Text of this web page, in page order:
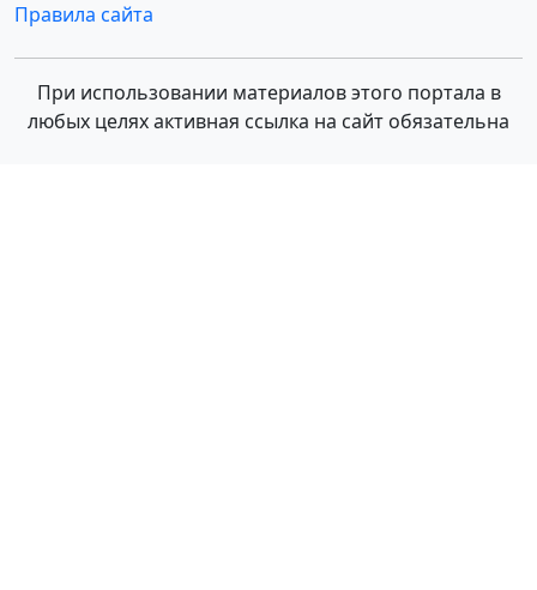
Правила сайта
При использовании материалов этого портала в
любых целях активная ссылка на сайт обязательна